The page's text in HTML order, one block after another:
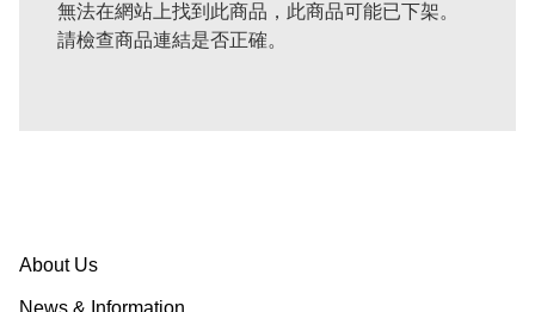
無法在網站上找到此商品，此商品可能已下架。
請檢查商品連結是否正確。
About Us
News & Information